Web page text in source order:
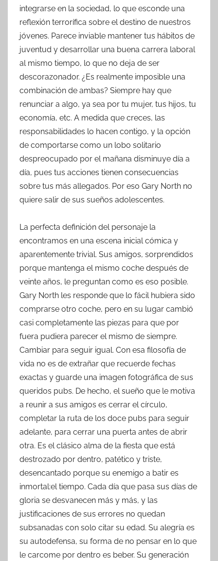
integrarse en la sociedad, lo que esconde una
reflexión terrorífica sobre el destino de nuestros
jóvenes. Parece inviable mantener tus hábitos de
juventud y desarrollar una buena carrera laboral
al mismo tiempo, lo que no deja de ser
descorazonador. ¿Es realmente imposible una
combinación de ambas? Siempre hay que
renunciar a algo, ya sea por tu mujer, tus hijos, tu
economía, etc. A medida que creces, las
responsabilidades lo hacen contigo, y la opción
de comportarse como un lobo solitario
despreocupado por el mañana disminuye día a
día, pues tus acciones tienen consecuencias
sobre tus más allegados. Por eso Gary North no
quiere salir de sus sueños adolescentes.
La perfecta definición del personaje la
encontramos en una escena inicial cómica y
aparentemente trivial. Sus amigos, sorprendidos
porque mantenga el mismo coche después de
veinte años, le preguntan como es eso posible.
Gary North les responde que lo fácil hubiera sido
comprarse otro coche, pero en su lugar cambió
casi completamente las piezas para que por
fuera pudiera parecer el mismo de siempre.
Cambiar para seguir igual. Con esa filosofía de
vida no es de extrañar que recuerde fechas
exactas y guarde una imagen fotográfica de sus
queridos pubs. De hecho, el sueño que le motiva
a reunir a sus amigos es cerrar el círculo,
completar la ruta de los doce pubs para seguir
adelante, para cerrar una puerta antes de abrir
otra. Es el clásico alma de la fiesta que está
destrozado por dentro, patético y triste,
desencantado porque su enemigo a batir es
inmortal:el tiempo. Cada día que pasa sus días de
gloria se desvanecen más y más, y las
justificaciones de sus errores no quedan
subsanadas con solo citar su edad. Su alegría es
su autodefensa, su forma de no pensar en lo que
le carcome por dentro es beber. Su generación